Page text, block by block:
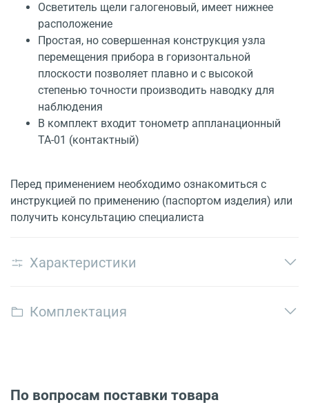
Осветитель щели галогеновый, имеет нижнее
расположение
Простая, но совершенная конструкция узла
перемещения прибора в горизонтальной
плоскости позволяет плавно и с высокой
степенью точности производить наводку для
наблюдения
В комплект входит тонометр аппланационный
ТА-01 (контактный)
Перед применением необходимо ознакомиться с
инструкцией по применению (паспортом изделия) или
получить консультацию специалиста
Характеристики
Комплектация
По вопросам поставки товара